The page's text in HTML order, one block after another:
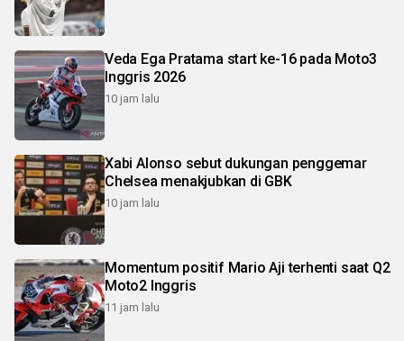
Veda Ega Pratama start ke-16 pada Moto3
Inggris 2026
10 jam lalu
Xabi Alonso sebut dukungan penggemar
Chelsea menakjubkan di GBK
10 jam lalu
Momentum positif Mario Aji terhenti saat Q2
Moto2 Inggris
11 jam lalu